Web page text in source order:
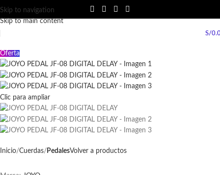
Skip to navigation
Skip to main content
S/
Oferta
Clic para ampliar
Inicio Cuerdas PedalesVolver a productos